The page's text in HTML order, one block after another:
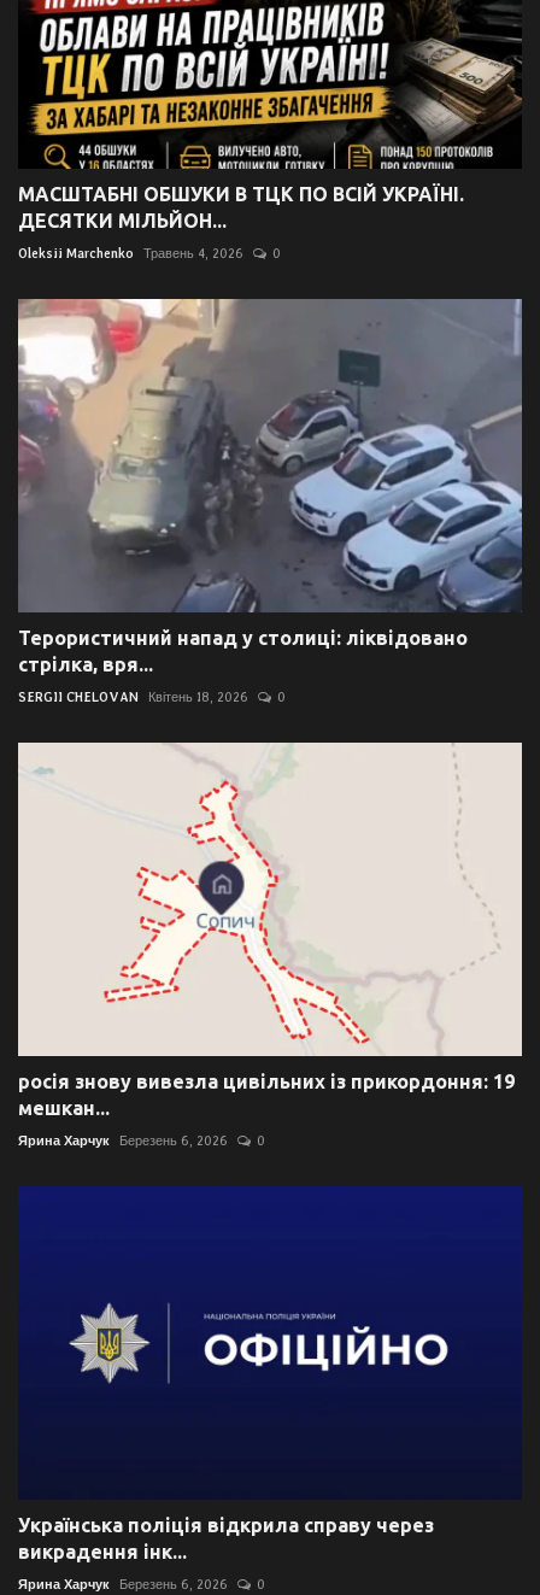
МАСШТАБНІ ОБШУКИ В ТЦК ПО ВСІЙ УКРАЇНІ.
ДЕСЯТКИ МІЛЬЙОН...
Oleksii Marchenko Травень 4, 2026 0
Терористичний напад у столиці: ліквідовано
стрілка, вря...
SERGII CHELOVAN Квітень 18, 2026 0
росія знову вивезла цивільних із прикордоння: 19
мешкан...
Ярина Харчук Березень 6, 2026 0
Українська поліція відкрила справу через
викрадення інк...
Ярина Харчук Березень 6, 2026 0